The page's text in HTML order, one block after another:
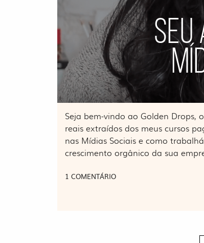
Seja bem-vindo ao Golden
reais extraídos dos meus cursos
nas Mídias Sociais e como
crescimento orgânico da sua
1 COMENTÁRIO